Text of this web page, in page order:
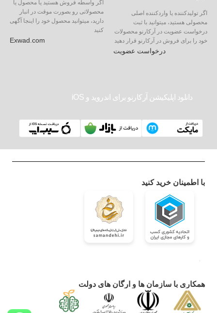
اگر تولیدکننده یا واردکننده اصلی
محصولی هستید، میتوانید با ثبت
درخواست عضویت در آرکارنو محصولات
خود را برای فروش در آرکارنو قرار دهید
درخواست عضویت
اگر واسطه فروش هستید یا محصول یا
محصولاتی رو بصورت موقت در انبار
دارید، میتوانید محصول خود را اینجا آگهی
کنید
Exwad.com
دانلود اپلیکیشن آرکارنو برای اندروید و iOS
با اطمینان خرید کنید
همکاری با سازمان ها و ارگان های دولت